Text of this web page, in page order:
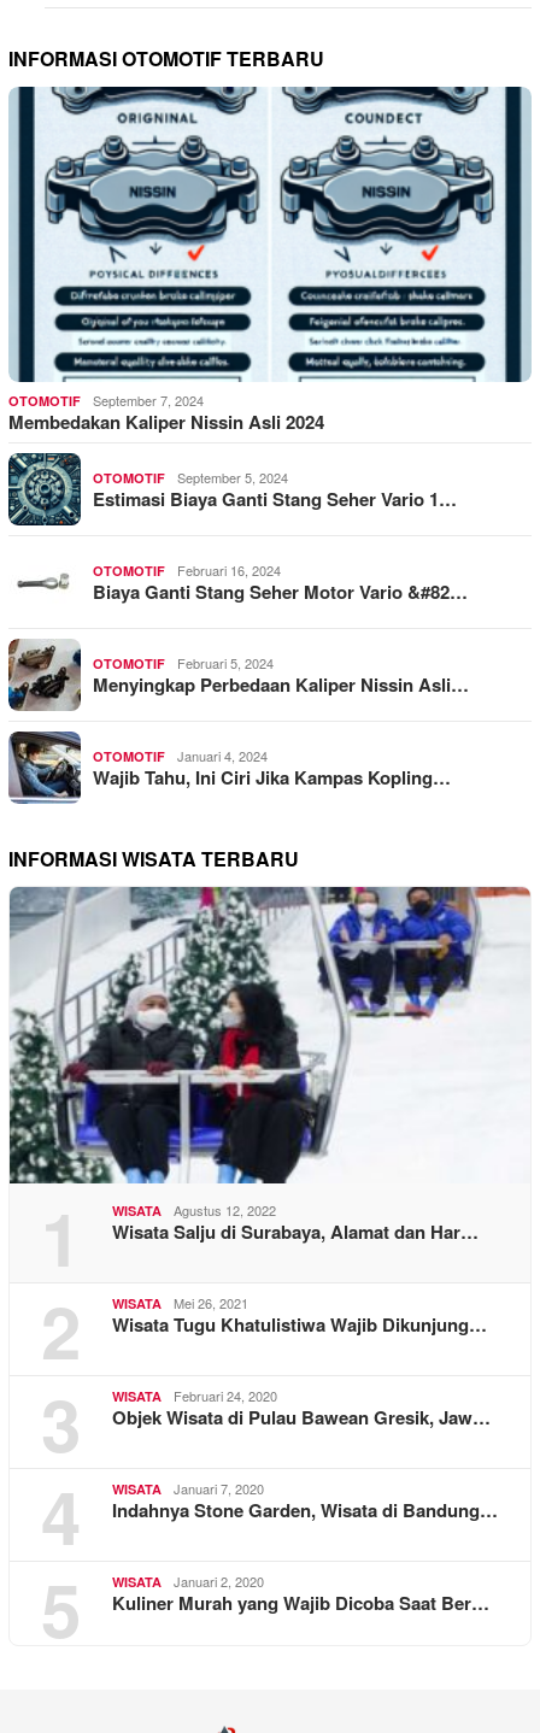
INFORMASI OTOMOTIF TERBARU
OTOMOTIF September 7, 2024
Membedakan Kaliper Nissin Asli 2024
OTOMOTIF September 5, 2024
Estimasi Biaya Ganti Stang Seher Vario 1…
OTOMOTIF Februari 16, 2024
Biaya Ganti Stang Seher Motor Vario &#82…
OTOMOTIF Februari 5, 2024
Menyingkap Perbedaan Kaliper Nissin Asli…
OTOMOTIF Januari 4, 2024
Wajib Tahu, Ini Ciri Jika Kampas Kopling…
INFORMASI WISATA TERBARU
1 WISATA Agustus 12, 2022
Wisata Salju di Surabaya, Alamat dan Har…
2 WISATA Mei 26, 2021
Wisata Tugu Khatulistiwa Wajib Dikunjung…
3 WISATA Februari 24, 2020
Objek Wisata di Pulau Bawean Gresik, Jaw…
4 WISATA Januari 7, 2020
Indahnya Stone Garden, Wisata di Bandung…
5 WISATA Januari 2, 2020
Kuliner Murah yang Wajib Dicoba Saat Ber…